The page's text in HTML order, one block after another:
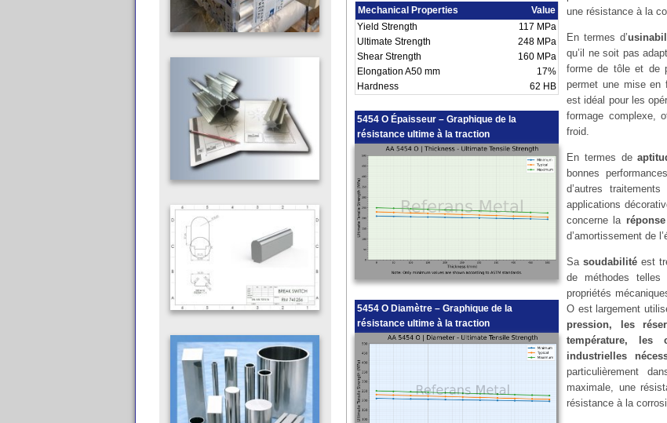
Mechanical Properties
Value
Yield Strength
117 MPa
Ultimate Strength
248 MPa
Shear Strength
160 MPa
Elongation A50 mm
17%
Hardness
62 HB
5454 O Épaisseur – Graphique de la
résistance ultime à la traction
5454 O Diamètre – Graphique de la
résistance ultime à la traction
une résistance à la
En termes d’
qu’il ne soit pas
forme de tôle et de
permet une mise en
est idéal pour les
formage complexe,
froid.
En termes de
bonnes
d’autres
applications
concerne la
d’amortissement de
Sasoudabilité est
de méthodes
propriétés
O est largement
pression, les
température, les
industrielles
particulièrement
maximale, une
résistance à la